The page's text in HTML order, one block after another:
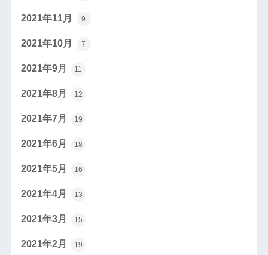
2021年11月 9
2021年10月 7
2021年9月 11
2021年8月 12
2021年7月 19
2021年6月 18
2021年5月 16
2021年4月 13
2021年3月 15
2021年2月 19